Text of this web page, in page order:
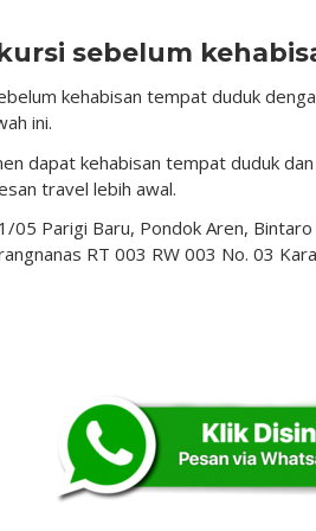
sebelum
kehabisan tempat duduk
ini.
dapat kehabisan tempat duduk
travel lebih awal.
05 Parigi Baru, Pondok Aren,
RT 003 RW 003 No. 03